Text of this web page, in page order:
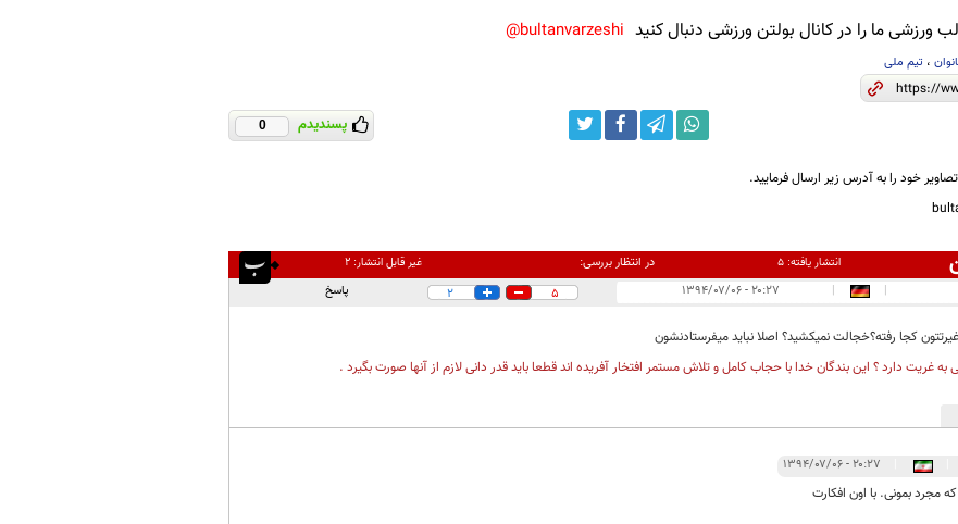
ورزشی ما را در کانال بولتن ورزشی دنبال کنید bultanvarzeshi@
، تیم ملی
پسندیدم 0
خود را به آدرس زیر ارسال فرمایید.
انتشار یافته:۵ در انتظار بررسی: غیر قابل انتشار:۲
|
| ۲۰:۲۷ - ۱۳۹۴/۰۷/۰۶ 5
2 پاسخ
کجا رفته؟خجالت نمیکشید؟ اصلا نباید میفرستادنشون
به غریت دارد ؟ این بندگان خدا با حجاب کامل و تلاش مستمر افتخار آفریده اند قطعا باید قدر دانی لازم از آنها صورت بگیرد .
۲۰:۲۷ - ۱۳۹۴/۰۷/۰۶
مجرد بمونی. با اون افکارت